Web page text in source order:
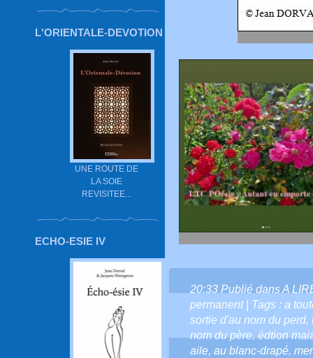
L'ORIENTALE-DEVOTION
UNE ROUTE DE
LA SOIE
REVISITEE...
ECHO-ESIE IV
20:33 Publié dansA
permanent| Tags : a
sortie d'au nom du perd,
nom du père,édtion
aile, au blanc-drapé,